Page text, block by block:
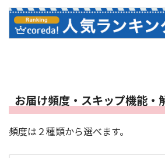
お届け頻度・スキップ機能・
頻度は２種類から選べます。